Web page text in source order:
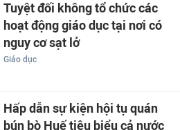
Tuyệt đối không tổ chức các
hoạt động giáo dục tại nơi có
nguy cơ sạt lở
Giáo dục
Hấp dẫn sự kiện hội tụ quán
bún bò Huế tiêu biểu cả nước